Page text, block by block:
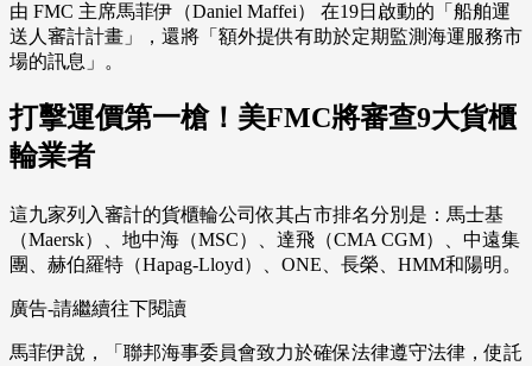
由 FMC 主席馬菲伊（Daniel Maffei） 在19日啟動的「船舶運
送人審計計畫」，還將「額外提供有助於定期監測海運服務市
場的訊息」。
打擊運價第一槍！美FMC將審查9大貨櫃
輪業者
這九家列入審計的貨櫃輪公司依其占市排名分別是：馬士基
（Maersk）、地中海（MSC）、達飛（CMA CGM）、中遠集
團、赫伯羅特（Hapag-Lloyd）、ONE、長榮、HMM和陽明。
廣告-請繼續往下閱讀
馬菲伊說，「聯邦海事委員會致力於確保法律遵守法律，使託